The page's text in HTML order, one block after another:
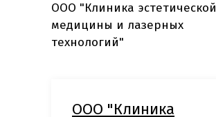
ООО "Клиника эстетической
медицины и лазерных
технологий"
ООО "Клиника